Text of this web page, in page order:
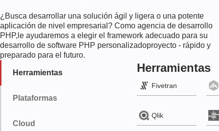
¿Busca desarrollar una solución ágil y ligera o una potente
aplicación de nivel empresarial? Como agencia de desarrollo
PHP, le ayudaremos a elegir el framework adecuado para su
desarrollo de software PHP personalizadoproyecto - rápido y
preparado para el futuro.
Herramientas
Plataformas
Cloud
Herramientas
Fivetran
Qlik